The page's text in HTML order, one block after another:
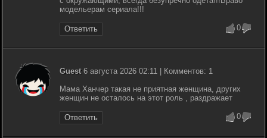
модельерам сериала!!!
Ответить 0
Guest6 августа 2026 02:11 | Комментов: 1
Мама Ханчер такая не приятная женщина, других
женщин не осталось на этот роль , раздражает
Ответить 0